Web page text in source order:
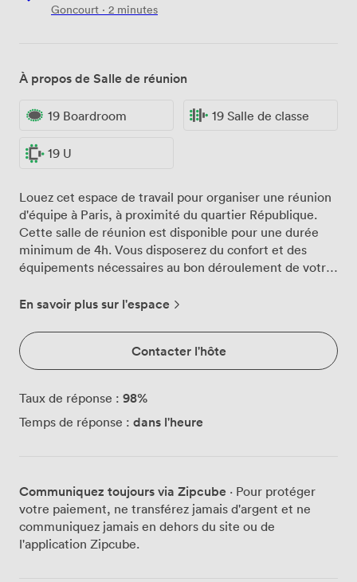
Goncourt · 2 minutes
À propos de Salle de réunion
19 Boardroom 19 Salle de classe
19 U
Louez cet espace de travail pour organiser une réunion
d'équipe à Paris, à proximité du quartier République.
Cette salle de réunion est disponible pour une durée
minimum de 4h. Vous disposerez du confort et des
équipements nécessaires au bon déroulement de votre
wifi, d'un vidéo projecteur, et d'un paper board. Vous
lundi au vendredi.
En savoir plus sur l'espace
Contacter l'hôte
Taux de réponse : 98%
Temps de réponse : dans l'heure
Communiquez toujours via Zipcube · Pour protéger
votre paiement, ne transférez jamais d'argent et ne
communiquez jamais en dehors du site ou de
l'application Zipcube.